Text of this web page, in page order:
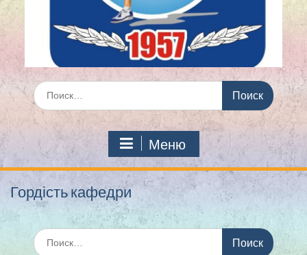
Искать:
Меню
Гордість кафедри
Искать: